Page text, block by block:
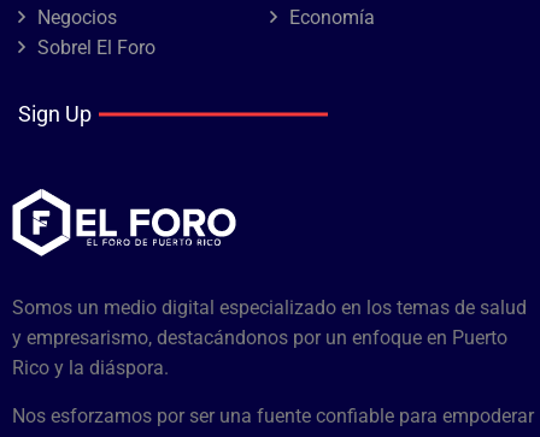
Negocios
Economía
Sobrel El Foro
Sign Up
Somos un medio digital especializado en los temas de salud
y empresarismo, destacándonos por un enfoque en Puerto
Rico y la diáspora.
Nos esforzamos por ser una fuente confiable para empoderar